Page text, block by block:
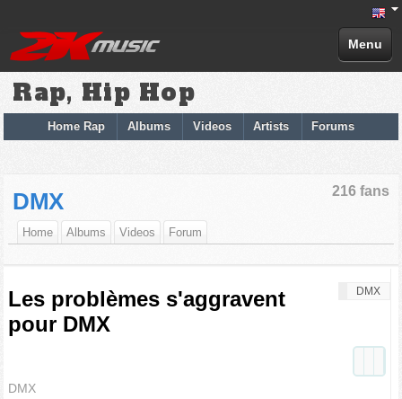
Menu
Rap, Hip Hop
Home Rap Albums Videos Artists Forums
216 fans
DMX
Home Albums Videos Forum
DMX
Les problèmes s'aggravent
pour DMX
DMX